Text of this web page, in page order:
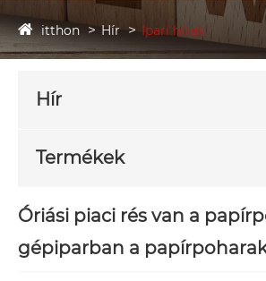
itthon Hír Ipari hírek
Hír
Termékek
Óriási piaci rés van a
gépiparban a